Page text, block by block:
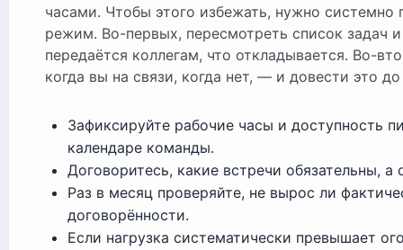
часами. Чтобы этого избежать, нужно системно
режим. Во-первых, пересмотреть список задач
передаётся коллегам, что откладывается. Во-
когда вы на связи, когда нет, — и довести это
Зафиксируйте рабочие часы и доступность
календаре команды.
Договоритесь, какие встречи обязательны, а
Раз в месяц проверяйте, не вырос ли
договорённости.
Если нагрузка систематически превышает